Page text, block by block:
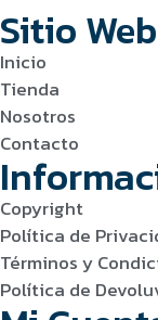
Sitio Web
Inicio
Tienda
Nosotros
Contacto
Copyright
Política de
Términos y
Política de